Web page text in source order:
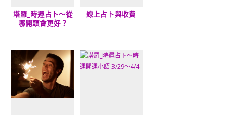
塔羅_時運占卜～從
哪開頭會更好？
線上占卜與收費